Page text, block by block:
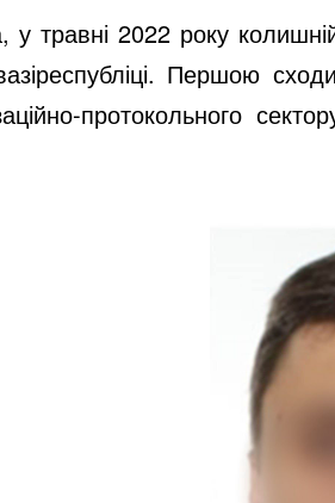
травні 2022 року
Першою
протокольного